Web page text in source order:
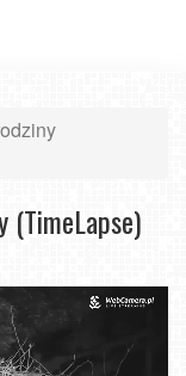
(TimeLapse)